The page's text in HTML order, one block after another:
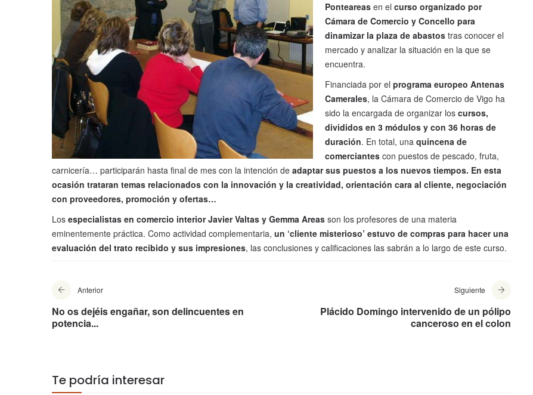
Ponteareas en el curso organizado por
Cámara de Comercio y Concello para
dinamizar la plaza de abastos tras conocer el
mercado y analizar la situación en la que se
encuentra.
Financiada por el programa europeo Antenas
Camerales, la Cámara de Comercio de Vigo ha
sido la encargada de organizar los cursos,
divididos en 3 módulos y con 36 horas de
duración. En total, una quincena de
comerciantes con puestos de pescado, fruta,
carnicería… participarán hasta final de mes con la intención de adaptar sus puestos a los nuevos tiempos. En esta
ocasión trataran temas relacionados con la innovación y la creatividad, orientación cara al cliente, negociación
con proveedores, promoción y ofertas…
Los especialistas en comercio interior Javier Valtas y Gemma Areas son los profesores de una materia
eminentemente práctica. Como actividad complementaria, un ‘cliente misterioso’ estuvo de compras para hacer una
evaluación del trato recibido y sus impresiones, las conclusiones y calificaciones las sabrán a lo largo de este curso.
Anterior
No os dejéis engañar, son delincuentes en
potencia...
Siguiente
Plácido Domingo intervenido de un pólipo
canceroso en el colon
Te podría interesar